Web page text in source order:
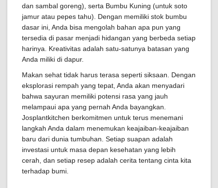
dan sambal goreng), serta Bumbu Kuning (untuk soto
jamur atau pepes tahu). Dengan memiliki stok bumbu
dasar ini, Anda bisa mengolah bahan apa pun yang
tersedia di pasar menjadi hidangan yang berbeda setiap
harinya. Kreativitas adalah satu-satunya batasan yang
Anda miliki di dapur.
Makan sehat tidak harus terasa seperti siksaan. Dengan
eksplorasi rempah yang tepat, Anda akan menyadari
bahwa sayuran memiliki potensi rasa yang jauh
melampaui apa yang pernah Anda bayangkan.
Josplantkitchen berkomitmen untuk terus menemani
langkah Anda dalam menemukan keajaiban-keajaiban
baru dari dunia tumbuhan. Setiap suapan adalah
investasi untuk masa depan kesehatan yang lebih
cerah, dan setiap resep adalah cerita tentang cinta kita
terhadap bumi.